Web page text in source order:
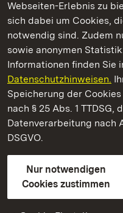
Webseiten-Erlebnis zu
sich dabei um Cookies,
notwendig sind. Zudem
sowie anonymen
Informationen finden Sie
Datenschutzhinweisen.
Speicherung der
nach § 25 Abs. 1
Datenverarbeitung nach
DSGVO.
Nur notwendigen
Cookies zustimmen
Kommen. Staunen.
Barockschloss Mannheim
Staatliche Schlösser
Kontakt
Gebärdensprache
Erklärung zur
BITV-konform (geprüfte